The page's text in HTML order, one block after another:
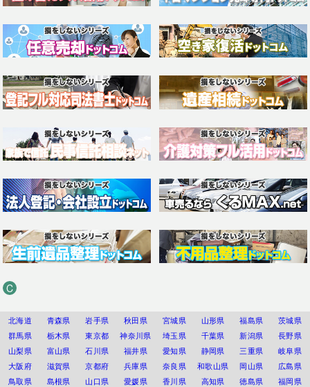
C
北海道 青森県 岩手県 秋田県 宮城県 山形県 福島県
茨城県
群馬県
栃木県 東京都 神奈川県 埼玉県 千葉県 新潟県
長野県
山梨県
富山県 石川県 福井県 愛知県 静岡県 三重県
岐阜県
大阪府
滋賀県 京都府 兵庫県 奈良県 和歌山県 岡山県
広島県
鳥取県
島根県 山口県 愛媛県 香川県 高知県 徳島県
福岡県